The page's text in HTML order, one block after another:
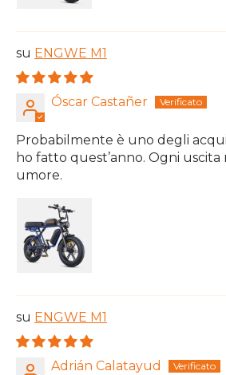
ENGWE M1
Óscar Castañer
Probabilmente è uno degli
ho fatto quest’anno. Ogni
umore.
ENGWE M1
Adrián Calatayud